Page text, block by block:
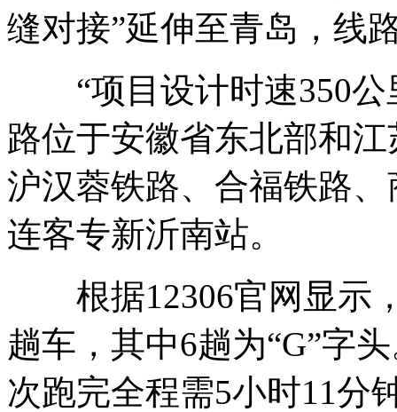
缝对接”延伸至青岛，线
“项目设计时速350公
路位于安徽省东北部和
沪汉蓉铁路、合福铁路
连客专新沂南站。
根据12306官网显示
趟车，其中6趟为“G”字
次跑完全程需5小时11分